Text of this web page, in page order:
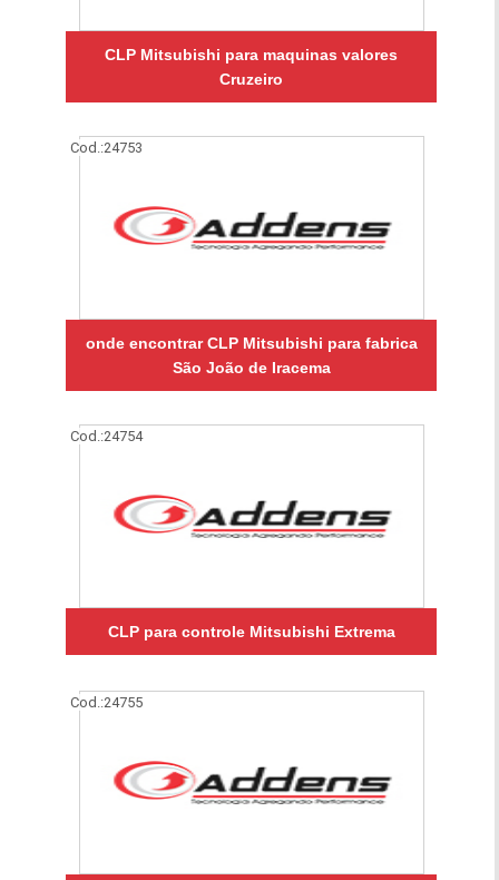
CLP Mitsubishi para maquinas valores
Cruzeiro
Cod.:24753
onde encontrar CLP Mitsubishi para fabrica
São João de Iracema
Cod.:24754
CLP para controle Mitsubishi Extrema
Cod.:24755